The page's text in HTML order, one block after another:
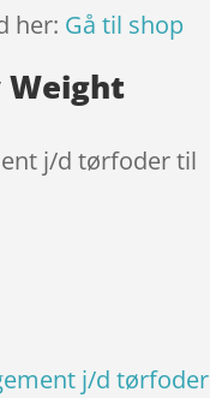
her: Gå til shop
Weight
j/d tørfoder til
j/d tørfoder